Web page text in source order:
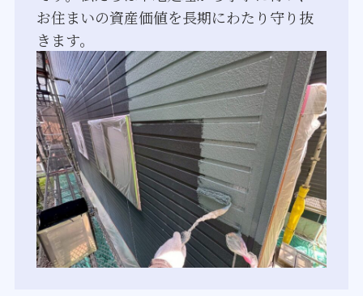
お住まいの資産価値を長期にわたり守り抜
きます。